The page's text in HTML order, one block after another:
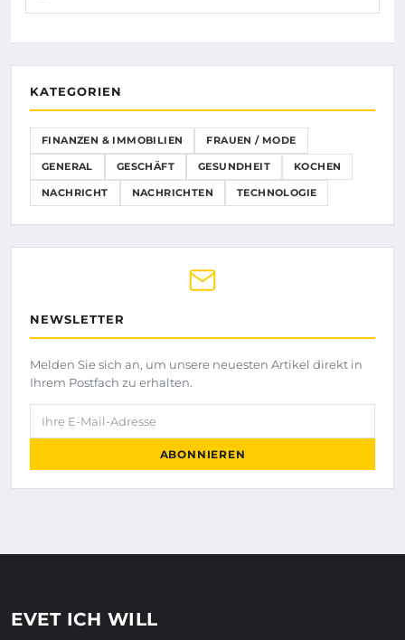
KATEGORIEN
FINANZEN & IMMOBILIEN FRAUEN / MODE
GENERAL GESCHÄFT GESUNDHEIT KOCHEN
NACHRICHT NACHRICHTEN TECHNOLOGIE
NEWSLETTER
Melden Sie sich an, um unsere neuesten Artikel direkt in
Ihrem Postfach zu erhalten.
Ihre E-Mail-Adresse
ABONNIEREN
EVET ICH WILL